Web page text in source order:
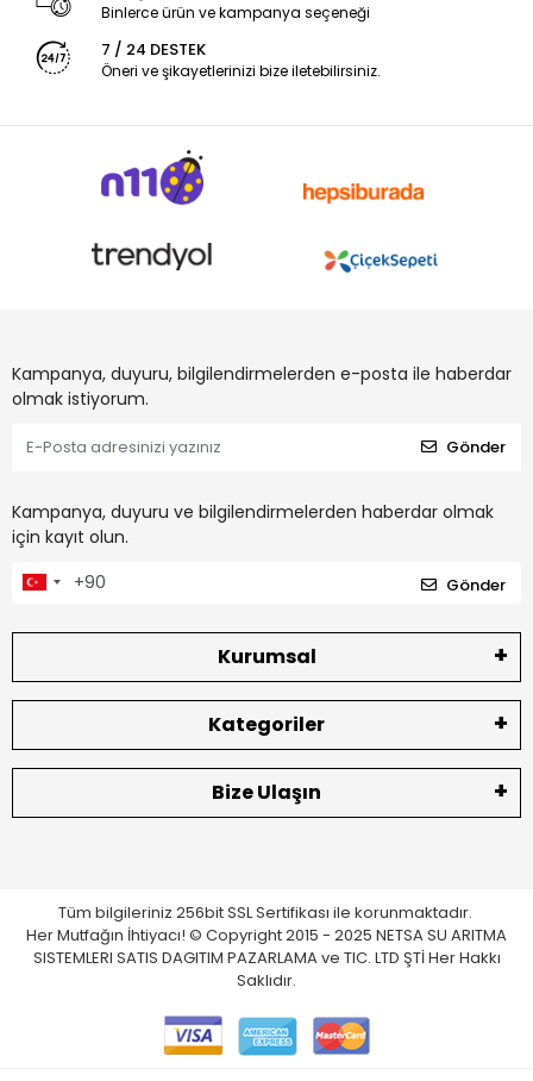
Binlerce ürün ve kampanya seçeneği
7 / 24 DESTEK
Öneri ve şikayetlerinizi bize iletebilirsiniz.
Kampanya, duyuru, bilgilendirmelerden e-posta ile haberdar
olmak istiyorum.
Gönder
Kampanya, duyuru ve bilgilendirmelerden haberdar olmak
için kayıt olun.
Gönder
Kurumsal
Kategoriler
Bize Ulaşın
Tüm bilgileriniz 256bit SSL Sertifikası ile korunmaktadır.
Her Mutfağın İhtiyacı! © Copyright 2015 - 2025 NETSA SU ARITMA
SISTEMLERI SATIS DAGITIM PAZARLAMA ve TIC. LTD ŞTİ Her Hakkı
Saklıdır.